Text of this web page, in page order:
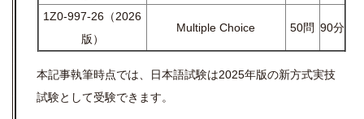
1Z0-997-26（2026
版）
Multiple Choice 50問 90分
本記事執筆時点では、日本語試験は2025年版の新方式実技
試験として受験できます。